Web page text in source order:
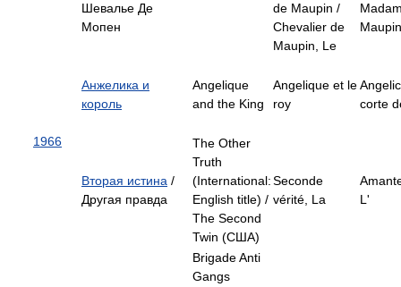
1966
Шевалье Де
Мопен
de Maupin /
Chevalier de
Maupin, Le
Maupin
Анжелика и
король
Angelique
and the King
Angelique et le
roy
corte
Вторая истина /
Другая правда
The Other
Truth
(International:
English title) /
The Second
Twin (США)
Seconde
vérité, La
L'
Brigade Anti
Gangs